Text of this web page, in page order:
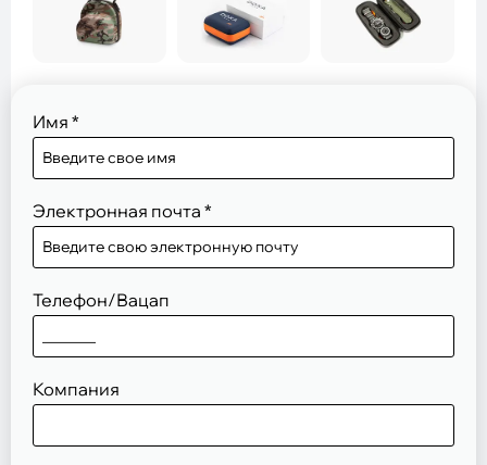
Имя *
Электронная почта *
Телефон/Вацап
Компания